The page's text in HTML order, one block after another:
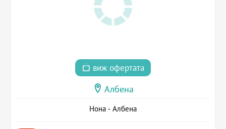
виж офертата
Албена
Нона - Албена